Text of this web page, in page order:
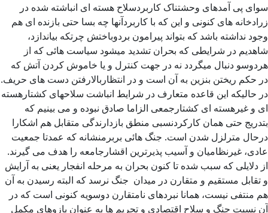
سوای پی آمدهای وحشتناک کاربردسلاح هسته ای انباشته شده در
زرادخانه های کنونی و این که با کاربردآنها چه بسا حتی بازنده ای هم
وجود نداشته باشد که بتواند پیرامون بردوباختش چرتکه بیاندازد،
شاهدیم در شرایطی که بحران تشدید میشود سیاست هائی که از
هردوسو دنبال میگردد نه در جهت کنترل و یا خاموش کردن آتش که
در حکم ریختن بنزین به آن است و در انتظاربالارفتن دست های حریف.
در حالیکه این قاعده متعارف در شرایط انباشت سلاحهای کشتارهسته
ای و غیرهسته ای کشتارجمعی الزاما صادق نبوده و می بینیم که
بتدریج حتی همان کارکردنسبی منطق بازدارندگی متقابل هم اشکارا
درحال مترلزل شدن است. جنگ هائی بربرمنشانه که عمدتا جمعیت
عادی، غیرنظامیان و آسیب پذیرترین اقشارجامعه را هدف می گیرند.
از دلایلی که سبب شده تا کنون بحران به مرحله انفجار یعنی به آرایش
و تقابل مستقیم و متقارن در میدان جنگ نرسد که البته رسیدن به آن
هم منتفی نیست، همانا نبردهای نامتقارن دوسویه کنونی است که در
آن نسبت جنگ و سلاح اقتصادی و تحریم ها به عنوان بازوهای مکمل